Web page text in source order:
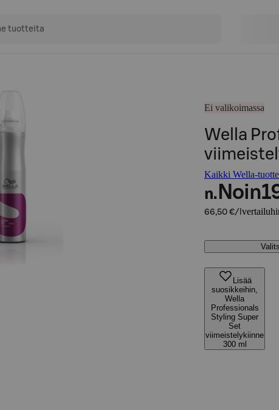
Ei valikoimassa
Wella
Kaikki Wella-
n. Noin
66,50 €/l
Lisää
suosikkeihin,
Wella
Professionals
Styling Super
Set
viimeistelykiinne
300 ml